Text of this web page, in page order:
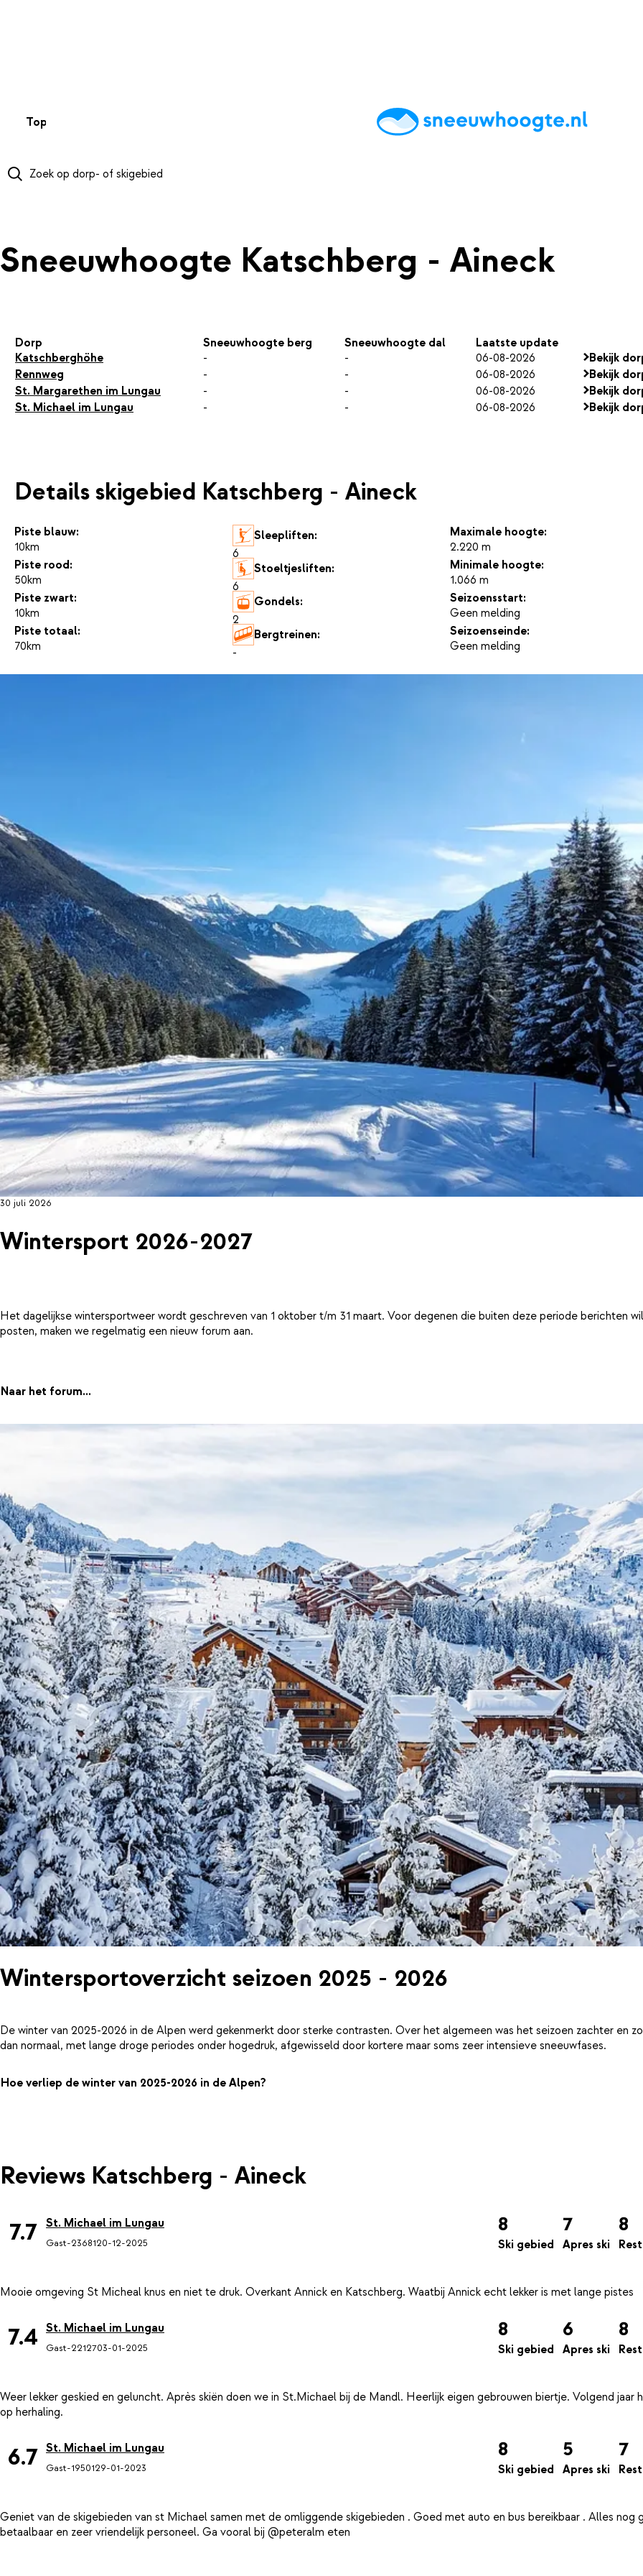
Top 50 AccommodatiesTipsReviewsLive updatesApp
Sneeuwhoogte Katschberg - Aineck
Dorp Sneeuwhoogte berg Sneeuwhoogte dal
Laatste update
Katschberghöhe
- - 06-08-2026
Bekijk
Rennweg
- - 06-08-2026
Bekijk
St. Margarethen im Lungau
- - 06-08-2026
Bekijk
St. Michael im Lungau
- - 06-08-2026 Bekijk
Details skigebied Katschberg - Aineck
Piste blauw:
10km
Piste rood:
50km
Piste zwart:
10km
Piste totaal:
70km
Sleepliften:
6
Stoeltjesliften:
6
Gondels:
2
Bergtreinen:
-
Maximale hoogte:
2.220 m
Minimale hoogte:
1.066 m
Seizoensstart:
Geen melding
Seizoenseinde:
Geen melding
30 juli 2026
Wintersport 2026-2027
Het dagelijkse wintersportweer wordt geschreven van 1 oktober t/m 31 maart. Voor degenen die buiten deze periode berichten
posten, maken we regelmatig een nieuw forum aan.
Naar het forum...
Wintersportoverzicht seizoen 2025 - 2026
De winter van 2025-2026 in de Alpen werd gekenmerkt door sterke contrasten. Over het algemeen was het seizoen zachter en
dan normaal, met lange droge periodes onder hogedruk, afgewisseld door kortere maar soms zeer intensieve sneeuwfases.
Hoe verliep de winter van 2025-2026 in de Alpen?
Reviews Katschberg - Aineck
7.7
St. Michael im Lungau
Gast-2368120-12-2025
8
Ski gebied
7
Apres ski
8
7.4 St. Michael im Lungau
Gast-2212703-01-2025
8
Ski gebied
6
Apres ski
8
Weer lekker geskied en geluncht. Après skiën doen we in St.Michael bij de Mandl. Heerlijk eigen gebrouwen biertje. Volgend jaar
6.7 St. Michael im Lungau
Gast-1950129-01-2023
8
Ski gebied
5
Apres ski
7
Geniet van de skigebieden van st Michael samen met de omliggende skigebieden . Goed met auto en bus bereikbaar . Alles nog